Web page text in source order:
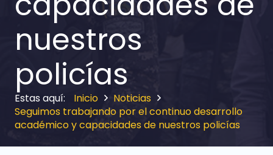
nuestros
policías
Inicio
Noticias
Seguimos trabajando por el continuo desarrollo
académico y capacidades de nuestros policías